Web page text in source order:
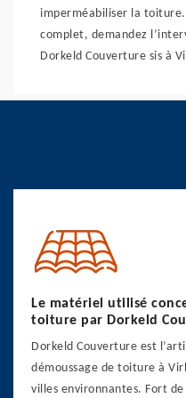
imperméabiliser la
complet, demandez
Dorkeld Couverture sis à
Le matériel utilisé
toiture par Dorkeld
Dorkeld Couverture est
démoussage de toiture à
villes environnantes. Fort